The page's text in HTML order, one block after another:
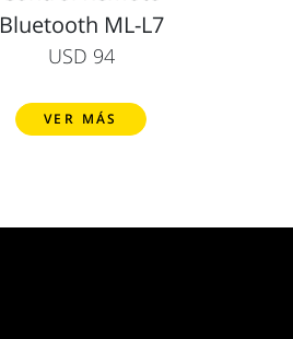
Bluetooth ML-L7
USD 94
VER MÁS